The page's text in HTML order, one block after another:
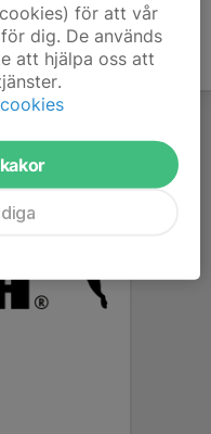
för att vår
dig. De används
att hjälpa oss att